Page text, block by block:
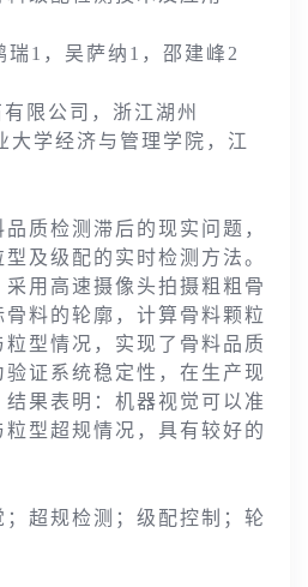
瑞1，吴萨纳1，邵建峰2
限公司，浙江湖州
大学经济与管理学院，江
品质检测滞后的现实问题，
及级配的实时检测方法。
用高速摄像头拍摄粗粗骨
料的轮廓，计算骨料颗粒
型情况，实现了骨料品质
证系统稳定性，在生产现
果表明：机器视觉可以准
型超规情况，具有较好的
；超规检测；级配控制；轮